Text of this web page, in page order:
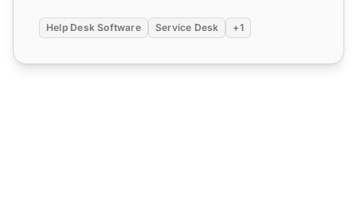
Help Desk Software Service Desk +1